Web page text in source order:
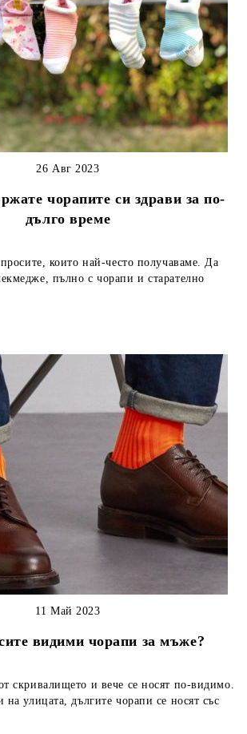
чорапите си здрави за по-
дълго време
26 Авг 2023
които най-често получаваме. Да
пълно с чорапи и старателно
видими чорапи за мъже?
11 Май 2023
скривалището и вече се носят по-видимо.
на улицата, дългите чорапи се носят със